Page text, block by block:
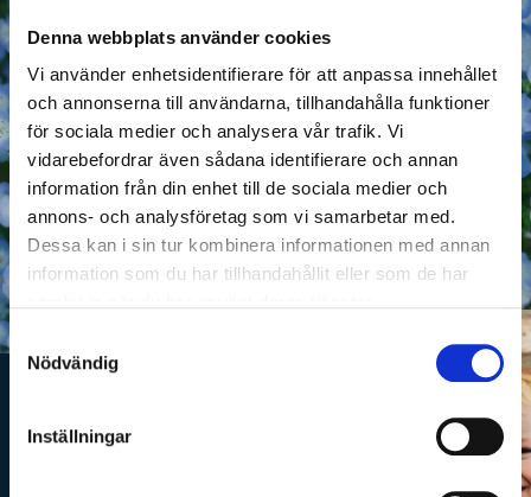
Denna webbplats använder cookies
Vi använder enhetsidentifierare för att anpassa innehållet
och annonserna till användarna, tillhandahålla funktioner
för sociala medier och analysera vår trafik. Vi
vidarebefordrar även sådana identifierare och annan
information från din enhet till de sociala medier och
annons- och analysföretag som vi samarbetar med.
Dessa kan i sin tur kombinera informationen med annan
information som du har tillhandahållit eller som de har
Samtyckesval
Nödvändig
Inställningar
& gemenskap
Vi har många traditioner på våra förskolor
som bidrar till en härlig gemenskap och
sammanhållning.
Läs mer